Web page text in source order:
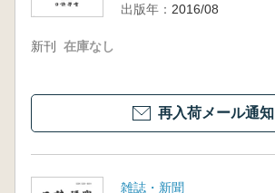
出版年： 2016/08
新刊 在庫なし
再入荷メール通知
雑誌・新聞